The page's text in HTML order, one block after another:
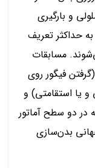
و بارگیری
حداکثر تعریف
مسابقات
فیگور روی
و یا استقامتی) و
در دو سطح آماتور
بدن‌سازی